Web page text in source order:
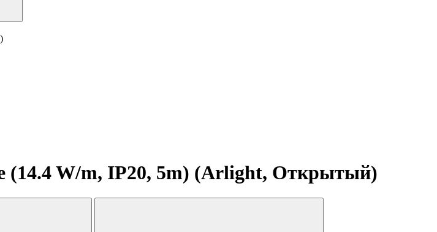
(14.4 W/m, IP20, 5m) (Arlight, Открытый)